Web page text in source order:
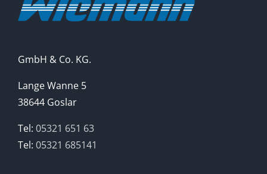
GmbH & Co. KG.
Lange Wanne 5
38644 Goslar
Tel: 05321 651 63
Tel: 05321 685141